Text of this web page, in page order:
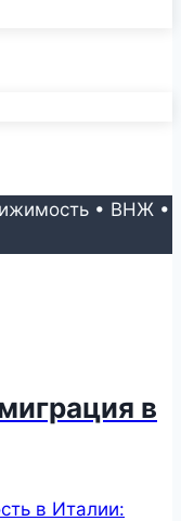
• ВНЖ •
в
в Италии: